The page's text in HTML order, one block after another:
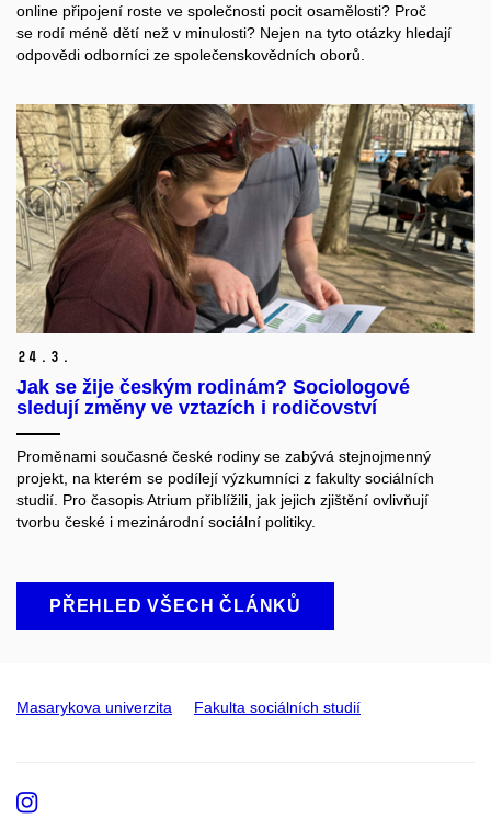
online připojení roste ve společnosti pocit osamělosti? Proč
se rodí méně dětí než v minulosti? Nejen na tyto otázky hledají
odpovědi odborníci ze společenskovědních oborů
24. 3.
Jak se žije českým rodinám? Sociologové
sledují změny ve vztazích i rodičovství
Proměnami současné české rodiny se zabývá stejnojmenný
projekt, na kterém se podílejí výzkumníci z fakulty sociálních
studií. Pro časopis Atrium přiblížili, jak jejich zjištění ovlivňují
tvorbu české i mezinárodní sociální politiky.
PŘEHLED VŠECH ČLÁNKŮ
Masarykova univerzita Fakulta sociálních studií
Instagram